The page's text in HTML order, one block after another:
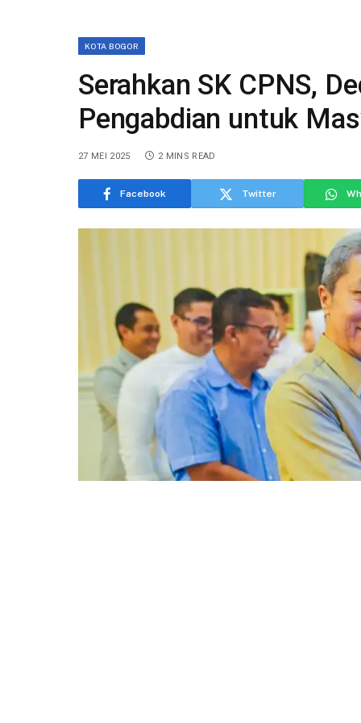
KOTA BOGOR
Serahkan SK CPNS,
Pengabdian untuk
27 MEI 2025 2 MINS READ
Facebook Twitter